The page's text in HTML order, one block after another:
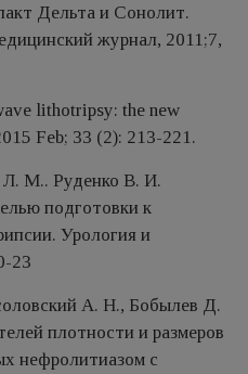
Дельта и Сонолит.
журнал, 2011;7,
lithotripsy: the new
Feb; 33 (2): 213-221.
М.. Руденко В. И.
подготовки к
Урология и
23
А. Н., Бобылев Д.
плотности и размеров
нефролитиазом с